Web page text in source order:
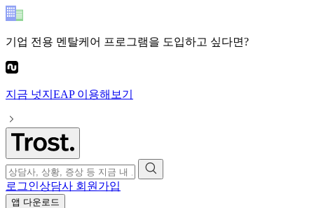
기업 전용 멘탈케어 프로그램을 도입하고 싶다면?
지금 넛지EAP이용해보기
로그인상담사 회원가입
앱 다운로드